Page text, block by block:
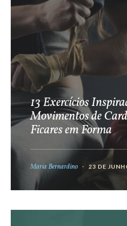
13 Exercícios
Movimentos de
Ficares em Forma
Maria Bernardino 23 DE